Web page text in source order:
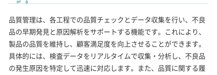
品質管理は、各工程での品質チェックとデータ収集を行い、不良
品の早期発見と原因解析をサポートする機能です。これにより、
製品の品質を維持し、顧客満足度を向上させることができます。
具体的には、検査データをリアルタイムで収集・分析し、不良品
の発生原因を特定して迅速に対応します。また、品質に関する履